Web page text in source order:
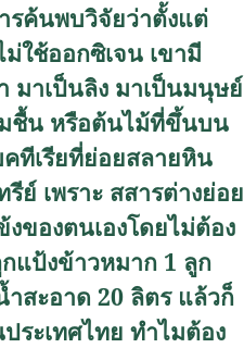
รค้นพบวิจัยว่าตั้งแต่
ใช้ออกซิเจน เขามี
มาเป็นลิง มาเป็นมนุษย์
มชื้น หรือต้นไม้ที่ขึ้นบน
ทีเรียที่ย่อยสลายหิน
ย์ เพราะ สสารต่างย่อย
ของตนเองโดยไม่ต้อง
แป้งข้าวหมาก 1 ลูก
ำสะอาด 20 ลิตร แล้วก็
ระเทศไทย ทำไมต้อง